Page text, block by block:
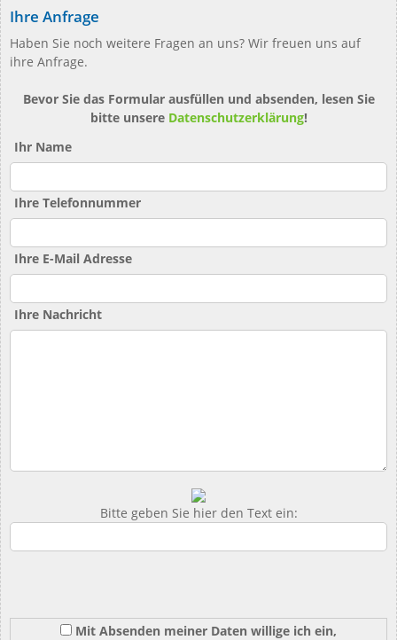
Ihre Anfrage
Haben Sie noch weitere Fragen an uns? Wir freuen uns auf
ihre Anfrage.
Bevor Sie das Formular ausfüllen und absenden, lesen Sie
bitte unsere Datenschutzerklärung!
Ihr Name
Ihre Telefonnummer
Ihre E-Mail Adresse
Ihre Nachricht
Bitte geben Sie hier den Text ein:
Mit Absenden meiner Daten willige ich ein,